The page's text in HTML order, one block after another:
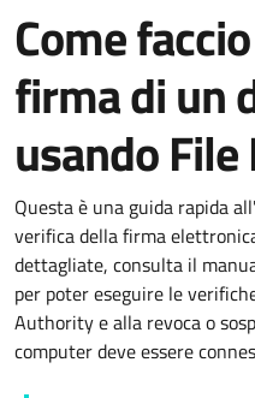
Come
firma di un
usando
Questa è una guida rapida
verifica della firma
dettagliate, consulta il
per poter eseguire le
Authority e alla revoca o
computer deve essere